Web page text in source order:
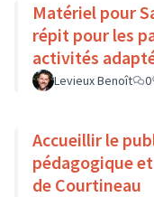
Matériel pour
répit pour les
activités
Levieux Benoît 0
Accueillir le
pédagogique
de Courtineau